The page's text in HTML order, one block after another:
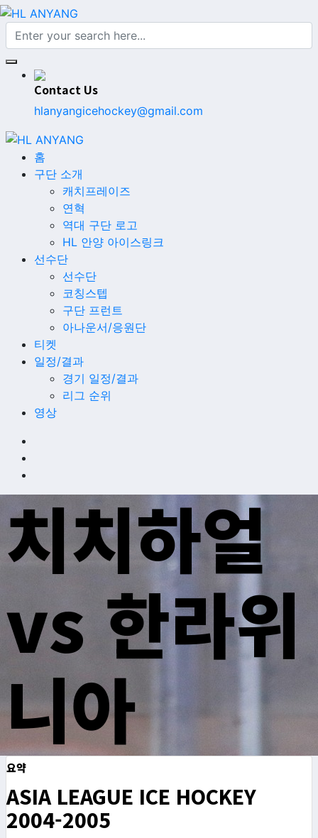
Contact Us
hlanyangicehockey@gmail.com
홈
구단 소개
캐치프레이즈
연혁
역대 구단 로고
HL 안양 아이스링크
선수단
선수단
코칭스텝
구단 프런트
아나운서/응원단
티켓
일정/결과
경기 일정/결과
리그 순위
영상
치치하얼
vs 한라위
니아
요약
ASIA LEAGUE ICE HOCKEY
2004-2005